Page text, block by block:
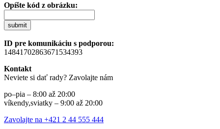
Opíšte kód z obrázku:
submit
ID pre komunikáciu s podporou:
14841702863671534393
Kontakt
Neviete si dať rady? Zavolajte nám
po–pia – 8:00 až 20:00
víkendy,sviatky – 9:00 až 20:00
Zavolajte na +421 2 44 555 444